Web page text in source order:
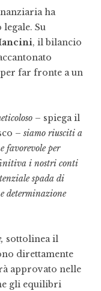
ha
Su
, il bilancio
far fronte a un
– spiega il
– siamo riusciti a
favorevole per
i nostri conti
spada di
determinazione
sottolinea il
direttamente
approvato nelle
gli equilibri